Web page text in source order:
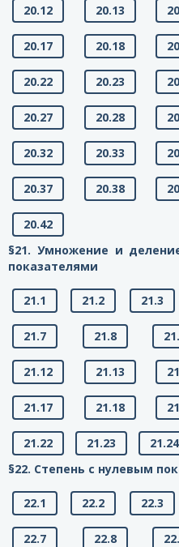
20.12 20.13
20.17 20.18
20.22 20.23
20.27 20.28
20.32 20.33
20.37 20.38
20.42
§21. Умножение и
показателями
21.1 21.2 21.3
21.7 21.8
21.12 21.13
21.17 21.18
21.22 21.23
21.24
§22. Степень с нулевым
22.1 22.2 22.3
22.7 22.8